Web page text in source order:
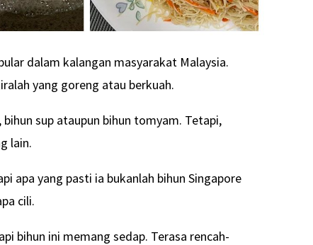
dalam kalangan masyarakat Malaysia.
yang goreng atau berkuah.
sup ataupun bihun tomyam. Tetapi,
lain.
apa yang pasti ia bukanlah bihun Singapore
cili.
bihun ini memang sedap. Terasa rencah-